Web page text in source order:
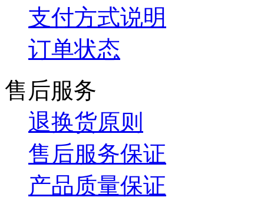
支付方式说明
订单状态
售后服务
退换货原则
售后服务保证
产品质量保证